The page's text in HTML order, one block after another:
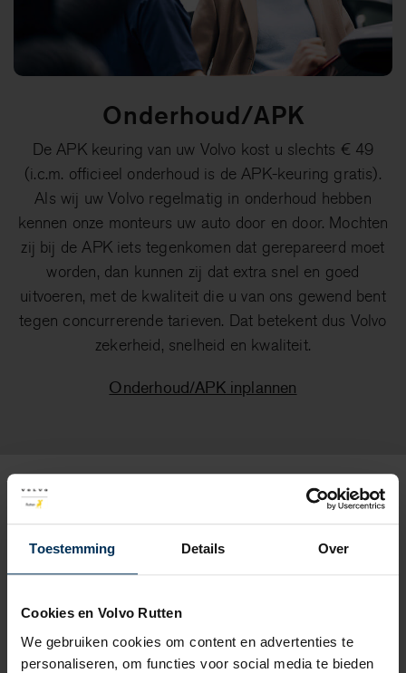
Toestemming Details Over
Cookies en Volvo Rutten
We gebruiken cookies om content en advertenties te
personaliseren, om functies voor social media te bieden
Onderhoud/APK
De APK keuring van uw Volvo kost u slechts € 49
(i.c.m. officieel onderhoud is de APK-keuring gratis).
Als wij uw Volvo regelmatig in onderhoud hebben
kennen onze monteurs uw auto door en door. Mochten
zij bij de APK iets tegenkomen dat gerepareerd moet
worden, dan kunnen zij dat extra snel en goed
uitvoeren, met de kwaliteit die u van ons gewend bent
tegen concurrerende tarieven. Dat betekent dus Volvo
zekerheid, snelheid en kwaliteit.
Onderhoud/APK inplannen